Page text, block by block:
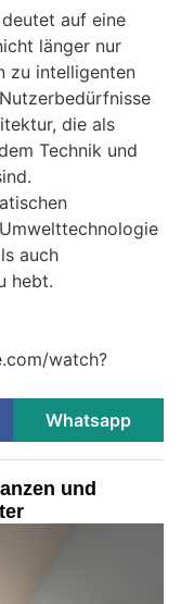
auf eine
länger nur
zu intelligenten
die als
Technik und
auch
hebt.
watch?
Whatsapp
und